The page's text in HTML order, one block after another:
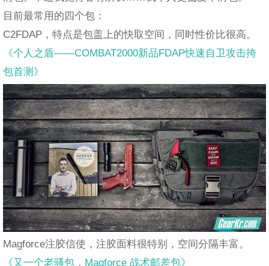
目前最常用的四个包：
C2FDAP，特点是包盖上的快取空间，同时性价比很高。
《个人之盾——COMBAT2000新品FDAP快速自卫攻击挎
包首测》
Magforce注胶信使，注胶面料很特别，空间分隔丰富。
《又一个老骚包，Magforce 战术邮差包》